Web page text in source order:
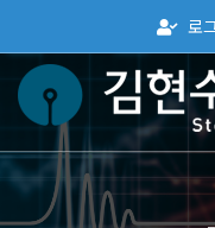
로